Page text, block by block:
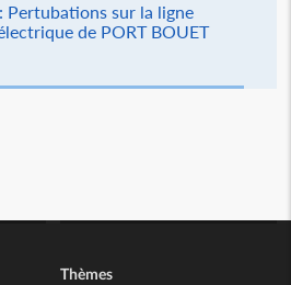
Pertubations sur la ligne
de PORT BOUET
Thèmes